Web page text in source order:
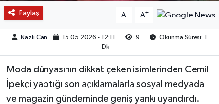
Paylaş A- A+
Nazli Can 15.05.2026 - 12:11 9
Okunma Süresi: 1
Dk
Moda dünyasının dikkat çeken isimlerinden Cemil
İpekçi yaptığı son açıklamalarla sosyal medyada
ve magazin gündeminde geniş yankı uyandırdı.